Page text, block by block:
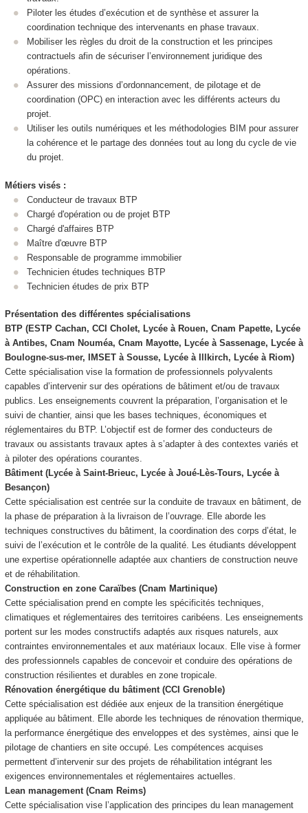
Piloter les études d’exécution et de synthèse et assurer la
coordination technique des intervenants en phase travaux.
Mobiliser les règles du droit de la construction et les principes
contractuels afin de sécuriser l’environnement juridique des
opérations.
Assurer des missions d’ordonnancement, de pilotage et de
coordination (OPC) en interaction avec les différents acteurs du
projet.
Utiliser les outils numériques et les méthodologies BIM pour assurer
la cohérence et le partage des données tout au long du cycle de vie
du projet.
Métiers visés :
Conducteur de travaux BTP
Chargé d'opération ou de projet BTP
Chargé d'affaires BTP
Maître d'œuvre BTP
Responsable de programme immobilier
Technicien études techniques BTP
Technicien études de prix BTP
Présentation des différentes spécialisations
BTP (ESTP Cachan, CCI Cholet, Lycée à Rouen, Cnam Papette, Lycée
à Antibes, Cnam Nouméa, Cnam Mayotte, Lycée à Sassenage, Lycée à
Boulogne-sus-mer, IMSET à Sousse, Lycée à Illkirch, Lycée à Riom)
Cette spécialisation vise la formation de professionnels polyvalents
capables d’intervenir sur des opérations de bâtiment et/ou de travaux
publics. Les enseignements couvrent la préparation, l’organisation et le
suivi de chantier, ainsi que les bases techniques, économiques et
réglementaires du BTP. L’objectif est de former des conducteurs de
travaux ou assistants travaux aptes à s’adapter à des contextes variés et
à piloter des opérations courantes.
Bâtiment (Lycée à Saint-Brieuc, Lycée à Joué-Lès-Tours, Lycée à
Besançon)
Cette spécialisation est centrée sur la conduite de travaux en bâtiment, de
la phase de préparation à la livraison de l’ouvrage. Elle aborde les
techniques constructives du bâtiment, la coordination des corps d’état, le
suivi de l’exécution et le contrôle de la qualité. Les étudiants développent
une expertise opérationnelle adaptée aux chantiers de construction neuve
et de réhabilitation.
Construction en zone Caraïbes (Cnam Martinique)
Cette spécialisation prend en compte les spécificités techniques,
climatiques et réglementaires des territoires caribéens. Les enseignements
portent sur les modes constructifs adaptés aux risques naturels, aux
contraintes environnementales et aux matériaux locaux. Elle vise à former
des professionnels capables de concevoir et conduire des opérations de
construction résilientes et durables en zone tropicale.
Rénovation énergétique du bâtiment (CCI Grenoble)
Cette spécialisation est dédiée aux enjeux de la transition énergétique
appliquée au bâtiment. Elle aborde les techniques de rénovation thermique,
la performance énergétique des enveloppes et des systèmes, ainsi que le
pilotage de chantiers en site occupé. Les compétences acquises
permettent d’intervenir sur des projets de réhabilitation intégrant les
exigences environnementales et réglementaires actuelles.
Lean management (Cnam Reims)
Cette spécialisation vise l’application des principes du lean management